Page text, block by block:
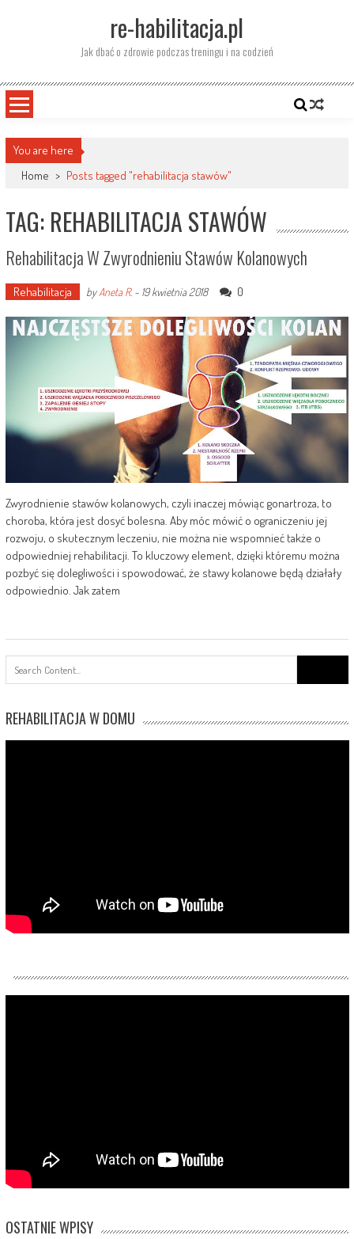
re-habilitacja.pl
Jak dbać o zdrowie podczas treningu i na codzień
You are here
Home > Posts tagged "rehabilitacja stawów"
TAG: REHABILITACJA STAWÓW
Rehabilitacja W Zwyrodnieniu Stawów Kolanowych
Rehabilitacja byAneta R.- 19 kwietnia 2018 0
Zwyrodnienie stawów kolanowych, czyli inaczej mówiąc gonartroza, to
choroba, która jest dosyć bolesna. Aby móc mówić o ograniczeniu jej
rozwoju, o skutecznym leczeniu, nie można nie wspomnieć także o
odpowiedniej rehabilitacji. To kluczowy element, dzięki któremu można
pozbyć się dolegliwości i spowodować, że stawy kolanowe będą działały
odpowiednio. Jak zatem
for:
REHABILITACJA W DOMU
OSTATNIE WPISY